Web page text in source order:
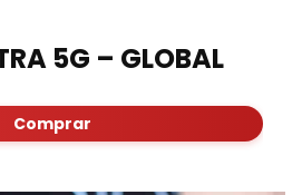
5G – GLOBAL
Comprar